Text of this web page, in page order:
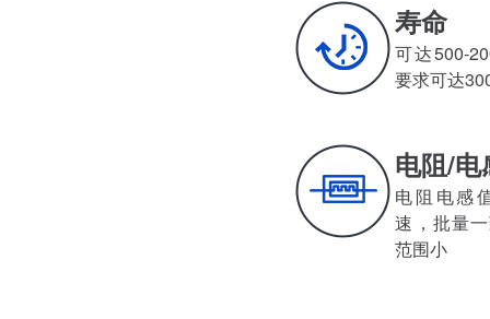
寿命
可达500-
要求可达
电阻/电
电阻电感
速，批量
范围小